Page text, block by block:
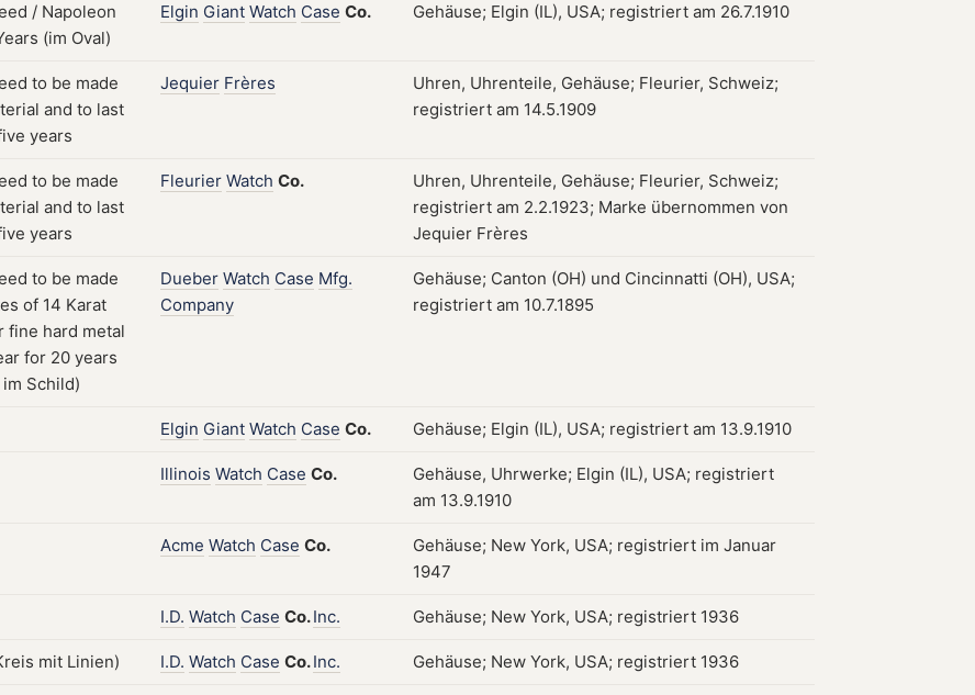
Elgin Giant Watch Case Co. Gehäuse; Elgin (IL), USA; registriert am 26.7.1910
Jequier Frères
Uhren, Uhrenteile, Gehäuse; Fleurier, Schweiz;
registriert am 14.5.1909
Fleurier Watch Co.
Uhren, Uhrenteile, Gehäuse; Fleurier, Schweiz;
registriert am 2.2.1923; Marke übernommen von
Jequier Frères
Dueber Watch Case Mfg.
Company
Gehäuse; Canton (OH) und Cincinnatti (OH), USA;
registriert am 10.7.1895
Elgin Giant Watch Case Co. Gehäuse; Elgin (IL), USA; registriert am 13.9.1910
Illinois Watch Case Co.
Gehäuse, Uhrwerke; Elgin (IL), USA; registriert
am 13.9.1910
Acme Watch Case Co.
Gehäuse; New York, USA; registriert im Januar
1947
I.D. Watch Case Co.Inc. Gehäuse; New York, USA; registriert 1936
I.D. Watch Case Co.Inc. Gehäuse; New York, USA; registriert 1936